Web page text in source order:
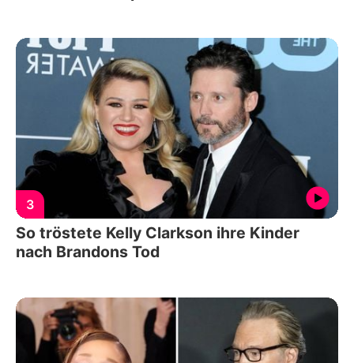
3
So tröstete Kelly Clarkson ihre Kinder
nach Brandons Tod